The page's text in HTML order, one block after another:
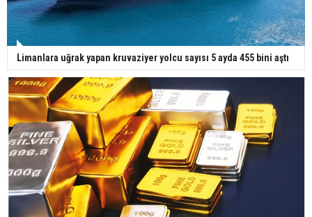
Limanlara uğrak yapan kruvaziyer yolcu sayısı 5 ayda 455 bini aştı